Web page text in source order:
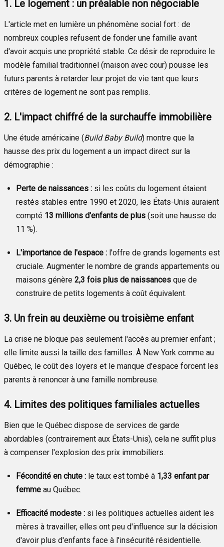
1. Le logement : un préalable non négociable
L'article met en lumière un phénomène social fort : de
nombreux couples refusent de fonder une famille avant
d'avoir acquis une propriété stable. Ce désir de reproduire le
modèle familial traditionnel (maison avec cour) pousse les
futurs parents à retarder leur projet de vie tant que leurs
critères de logement ne sont pas remplis.
2. L'impact chiffré de la surchauffe immobilière
Une étude américaine (Build Baby Build) montre que la
hausse des prix du logement a un impact direct sur la
démographie :
Perte de naissances : si les coûts du logement étaient
restés stables entre 1990 et 2020, les États-Unis auraient
compté 13 millions d'enfants de plus (soit une hausse de
11 %).
L'importance de l'espace : l'offre de grands logements est
cruciale. Augmenter le nombre de grands appartements ou
maisons génère 2,3 fois plus de naissances que de
construire de petits logements à coût équivalent.
3. Un frein au deuxième ou troisième enfant
La crise ne bloque pas seulement l'accès au premier enfant ;
elle limite aussi la taille des familles. À New York comme au
Québec, le coût des loyers et le manque d'espace forcent les
parents à renoncer à une famille nombreuse.
4. Limites des politiques familiales actuelles
Bien que le Québec dispose de services de garde
abordables (contrairement aux États-Unis), cela ne suffit plus
à compenser l'explosion des prix immobiliers.
Fécondité en chute : le taux est tombé à 1,33 enfant par
femme au Québec.
Efficacité modeste : si les politiques actuelles aident les
mères à travailler, elles ont peu d'influence sur la décision
d'avoir plus d'enfants face à l'insécurité résidentielle.